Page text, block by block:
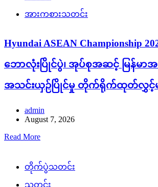
admin
Read More
တိုက်ပွဲသတင်း
သတင်း
PNLA/ KNDF အဖွဲ့များ၏ ခမ်းနဂါ
ခဲယမ်းများသိမ်းဆည်းရရှိ
admin
December 7, 2024